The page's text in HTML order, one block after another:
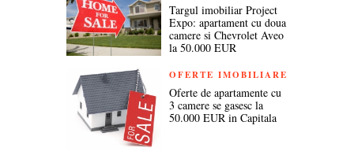
Targul imobiliar Project
Expo: apartament cu doua
camere si Chevrolet Aveo
la 50.000 EUR
OFERTE IMOBILIARE
Oferte de apartamente cu
3 camere se gasesc la
50.000 EUR in Capitala